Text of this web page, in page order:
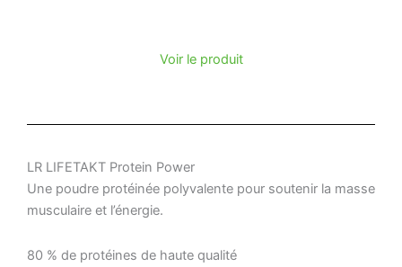
Voir le produit
LR LIFETAKT Protein Power
Une poudre protéinée polyvalente pour soutenir la masse
musculaire et l’énergie.
80 % de protéines de haute qualité